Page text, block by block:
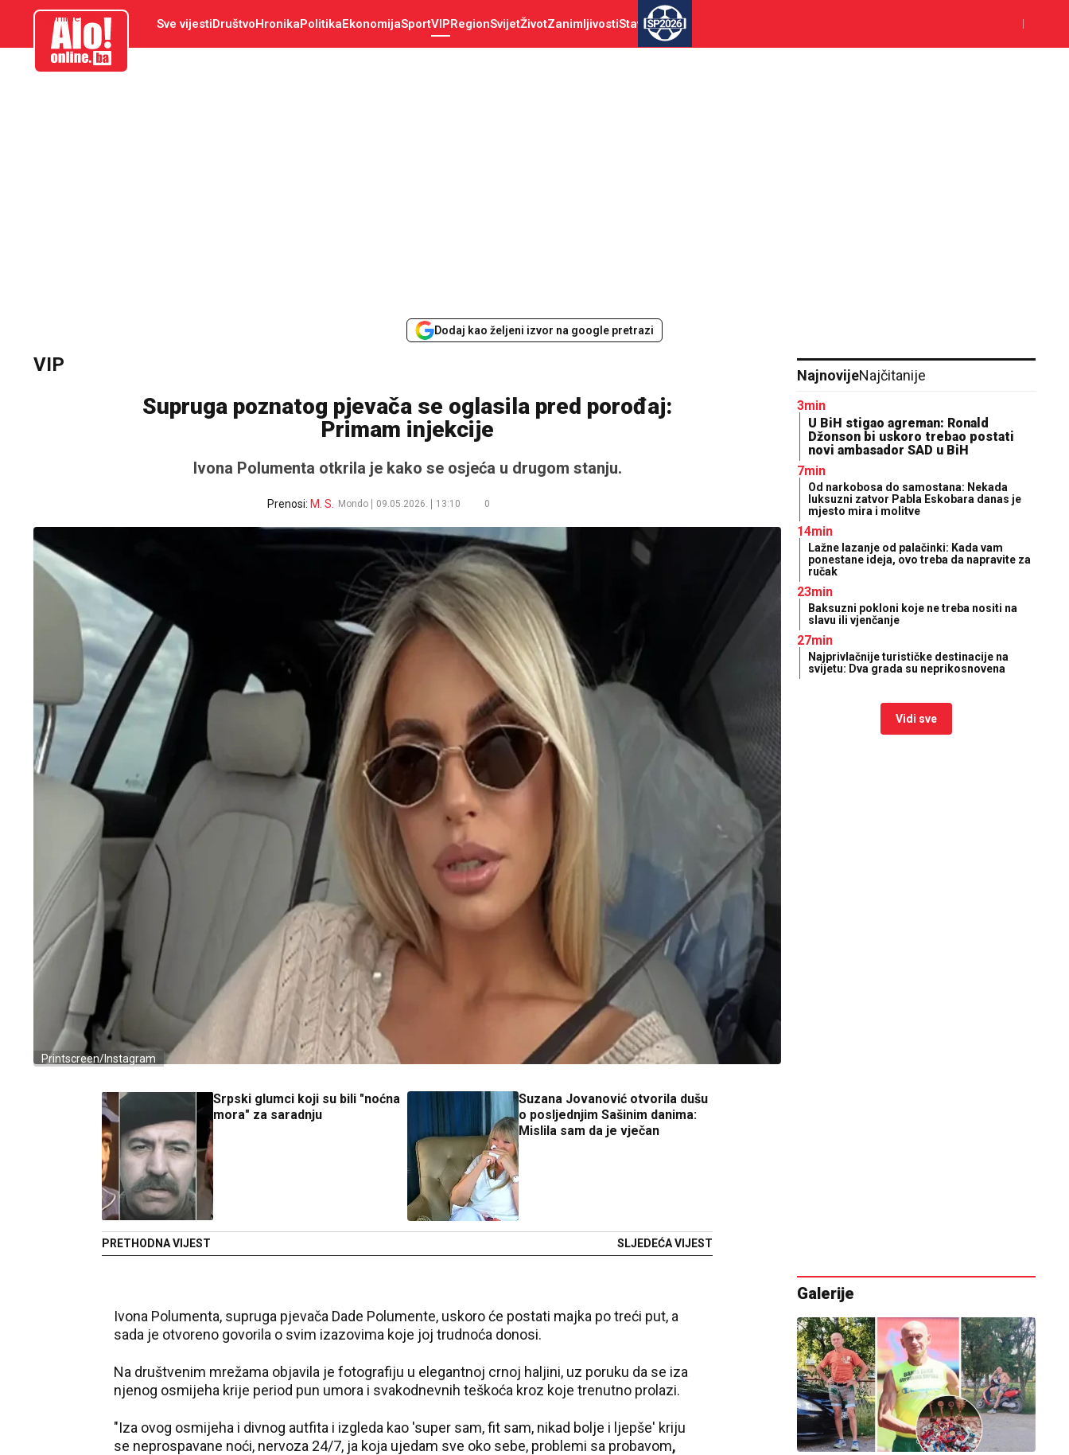
aloonline.ba Sve vijestiDruštvoHronikaPolitikaEkonomijaSportVIPRegionSvijetŽivotZanimljivostiStav SP2026
Dodaj kao željeni izvor na google pretrazi
VIP
Supruga poznatog pjevača se oglasila pred porođaj:
Primam injekcije
Ivona Polumenta otkrila je kako se osjeća u drugom stanju.
Prenosi: M. S. Mondo 09.05.2026. 13:10 0
Printscreen/Instagram
Srpski glumci koji su bili "noćna
mora" za saradnju
PRETHODNA VIJEST
Suzana Jovanović otvorila dušu
o posljednjim Sašinim danima:
Mislila sam da je vječan
SLJEDEĆA VIJEST
Ivona Polumenta, supruga pjevača Dade Polumente, uskoro će postati majka po treći put, a
sada je otvoreno govorila o svim izazovima koje joj trudnoća donosi.
Na društvenim mrežama objavila je fotografiju u elegantnoj crnoj haljini, uz poruku da se iza
njenog osmijeha krije period pun umora i svakodnevnih teškoća kroz koje trenutno prolazi.
"Iza ovog osmijeha i divnog autfita i izgleda kao 'super sam, fit sam, nikad bolje i ljepše' kriju
se neprospavane noći, nervoza 24/7, ja koja ujedam sve oko sebe, problemi sa probavom,
NajnovijeNajčitanije
3min
U BiH stigao agreman: Ronald
Džonson bi uskoro trebao postati
novi ambasador SAD u BiH
7min
Od narkobosa do samostana: Nekada
luksuzni zatvor Pabla Eskobara danas je
mjesto mira i molitve
14min
Lažne lazanje od palačinki: Kada vam
ponestane ideja, ovo treba da napravite za
ručak
23min
Baksuzni pokloni koje ne treba nositi na
slavu ili vjenčanje
27min
Najprivlačnije turističke destinacije na
svijetu: Dva grada su neprikosnovena
Vidi sve
Galerije